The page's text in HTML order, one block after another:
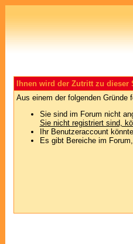
Ihnen wird der Zutritt zu dieser
Aus einem der folgenden Gründe
Sie sind im Forum nicht
Sie nicht registriert sind,
Ihr Benutzeraccount
Es gibt Bereiche im